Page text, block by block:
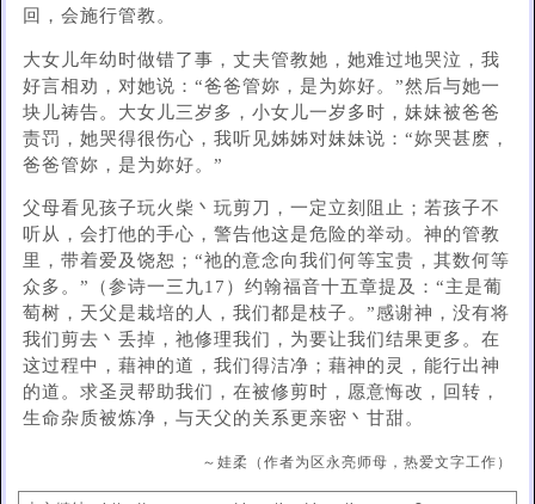
回，会施行管教。
大女儿年幼时做错了事，丈夫管教她，她难过地哭泣，我
好言相劝，对她说：“爸爸管妳，是为妳好。”然后与她一
块儿祷告。大女儿三岁多，小女儿一岁多时，妹妹被爸爸
责罚，她哭得很伤心，我听见姊姊对妹妹说：“妳哭甚麽，
爸爸管妳，是为妳好。”
父母看见孩子玩火柴丶玩剪刀，一定立刻阻止；若孩子不
听从，会打他的手心，警告他这是危险的举动。神的管教
里，带着爱及饶恕；“祂的意念向我们何等宝贵，其数何等
众多。”（参诗一三九17）约翰福音十五章提及：“主是葡
萄树，天父是栽培的人，我们都是枝子。”感谢神，没有将
我们剪去丶丢掉，祂修理我们，为要让我们结果更多。在
这过程中，藉神的道，我们得洁净；藉神的灵，能行出神
的道。求圣灵帮助我们，在被修剪时，愿意悔改，回转，
生命杂质被炼净，与天父的关系更亲密丶甘甜。
～娃柔（作者为区永亮师母，热爱文字工作）